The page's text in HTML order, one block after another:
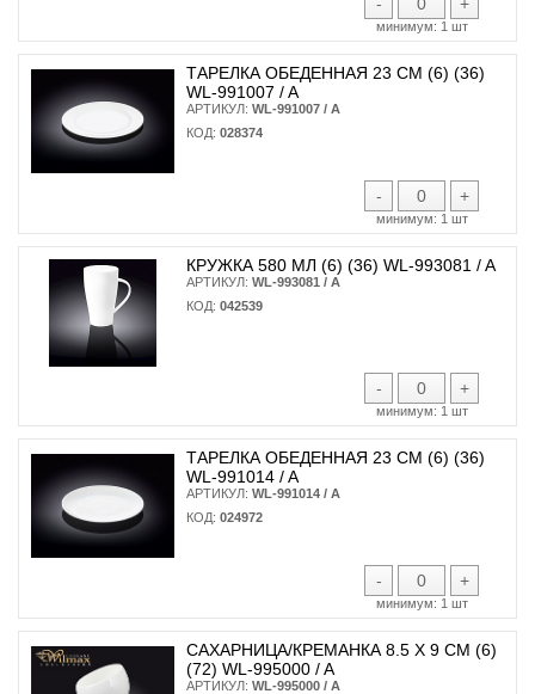
минимум: 1 шт
ТАРЕЛКА ОБЕДЕННАЯ 23 СМ (6) (36)
WL-991007 / A
АРТИКУЛ: WL-991007 / A
КОД: 028374
- +
минимум: 1 шт
КРУЖКА 580 МЛ (6) (36) WL-993081 / A
АРТИКУЛ: WL-993081 / A
КОД: 042539
- +
минимум: 1 шт
ТАРЕЛКА ОБЕДЕННАЯ 23 СМ (6) (36)
WL-991014 / A
АРТИКУЛ: WL-991014 / A
КОД: 024972
- +
минимум: 1 шт
САХАРНИЦА/КРЕМАНКА 8.5 X 9 СМ (6)
(72) WL-995000 / A
АРТИКУЛ: WL-995000 / A